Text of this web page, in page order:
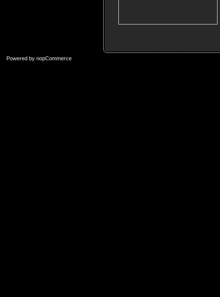
Powered by nopCommerce